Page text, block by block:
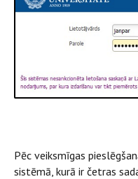
Pēc veiksmīgas
sistēmā, kurā ir četras